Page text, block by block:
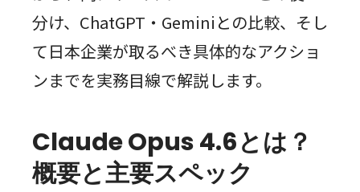
分け、ChatGPT・Geminiとの比較、そし
て日本企業が取るべき具体的なアクショ
ンまでを実務目線で解説します。
Claude Opus 4.6とは？
概要と主要スペック